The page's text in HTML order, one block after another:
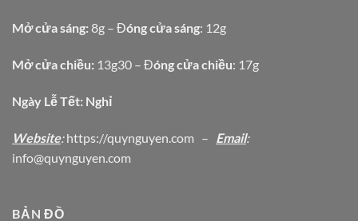
Mở cửa sáng: 8g – Đóng cửa sáng: 12g
Mở cửa chiều: 13g30 – Đóng cửa chiều: 17g
Ngày Lễ Tết: Nghỉ
Website:https://quynguyen.com – Email:
info@quynguyen.com
BẢN ĐỒ